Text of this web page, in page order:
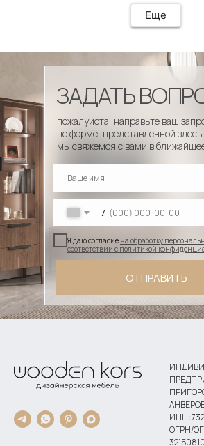
удобством гостей! Особенно
по запросу выслали образцы
сочетающееся с основным
Еще
+7
Я даю согласие на обработку
соответствии с политикой
ОТПРАВИТЬ
пожалуйста, направьте ваш
по форме, представленной здесь.
мы свяжемся с вами в
ЗАДАТЬ
ИНН:
ОГРН/